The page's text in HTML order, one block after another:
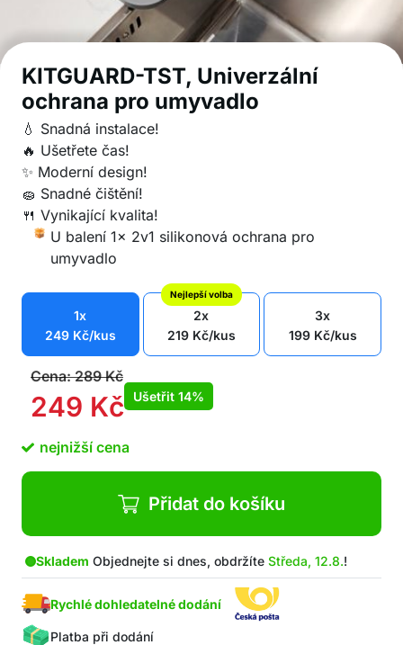
KITGUARD-TST, Univerzální
ochrana pro umyvadlo
💧 Snadná instalace!
🔥 Ušetřete čas!
✨ Moderní design!
🧽 Snadné čištění!
🍴 Vynikající kvalita!
U balení 1x 2v1 silikonová ochrana pro
umyvadlo
1x
249 Kč/kus
Nejlepší volba
2x
219 Kč/kus
3x
199 Kč/kus
Cena:289Kč
249 Kč Ušetřit 14%
nejnižší cena
Přidat do košíku
Skladem Objednejte si dnes, obdržíte Středa, 12.8.!
Rychlé dohledatelné dodání
Platba při dodání